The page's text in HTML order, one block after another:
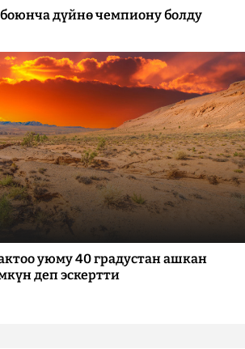
дүйнө чемпиону болду
уюму 40 градустан ашкан
деп эскертти